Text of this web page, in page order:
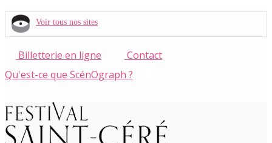
Voir tous nos sites
Billetterie en ligne
Contact
Qu'est-ce que ScénOgraph ?